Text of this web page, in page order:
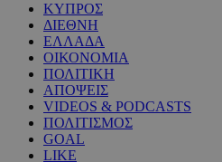
ΚΥΠΡΟΣ
ΔΙΕΘΝΗ
ΕΛΛΑΔΑ
ΟΙΚΟΝΟΜΙΑ
ΠΟΛΙΤΙΚΗ
ΑΠΟΨΕΙΣ
VIDEOS & PODCASTS
ΠΟΛΙΤΙΣΜΟΣ
GOAL
LIKE